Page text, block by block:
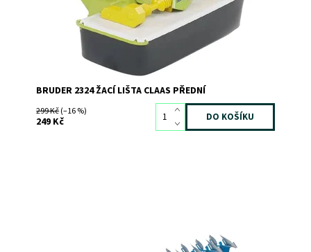
BRUDER 2324 ŽACÍ LIŠTA CLAAS PŘEDNÍ
299 Kč(–16 %)
249 Kč